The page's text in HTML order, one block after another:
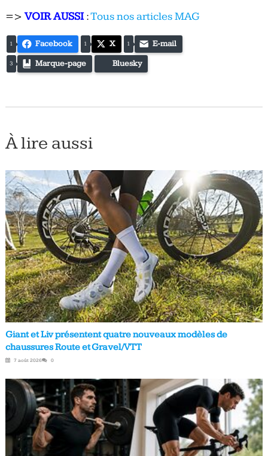
=>VOIR AUSSI:Tous nos articles MAG
1 Facebook 1 X 1 E-mail
3 Marque-page Bluesky
À lire aussi
Giant et Liv présentent quatre nouveaux modèles de
chaussures Route et Gravel/VTT
7 août 2026 0